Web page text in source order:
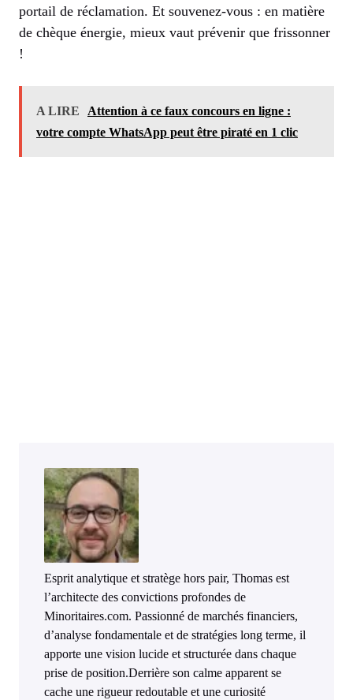
portail de réclamation. Et souvenez-vous : en matière
de chèque énergie, mieux vaut prévenir que frissonner
!
A LIRE
Attention à ce faux concours en ligne :
votre compte WhatsApp peut être piraté en 1 clic
Esprit analytique et stratège hors pair, Thomas est
l’architecte des convictions profondes de
Minoritaires.com. Passionné de marchés financiers,
d’analyse fondamentale et de stratégies long terme, il
apporte une vision lucide et structurée dans chaque
prise de position.Derrière son calme apparent se
cache une rigueur redoutable et une curiosité